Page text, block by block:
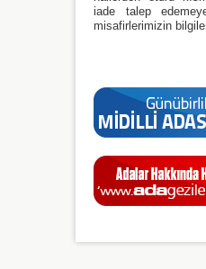
iade talep
misafirlerimizin